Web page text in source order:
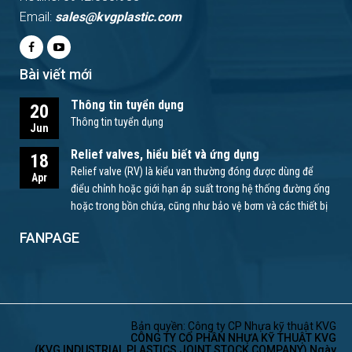
(Color)
Email: sales@kvgplastic.com
Bài viết mới
20
Jun
Thông tin tuyển dụng
Thông tin tuyển dụng
18
Apr
Relief valves, hiểu biết và ứng dụng
Relief valve (RV) là kiểu van thường đóng được dùng để
điểu chỉnh hoặc giới hạn áp suất trong hệ thống đường ống
hoặc trong bồn chứa, cũng như bảo vệ bơm và các thiết bị
FANPAGE
Bản quyền: Công ty CP Nhựa kỹ thuật KVG
CÔNG TY CỔ PHẦN NHỰA KỸ THUẬT KVG